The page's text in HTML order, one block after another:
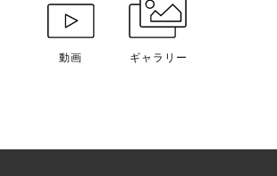
動画 ギャラリー